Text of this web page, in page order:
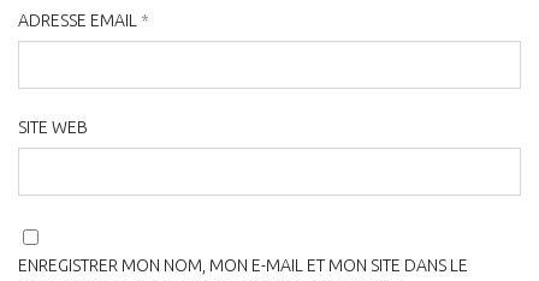
ADRESSE EMAIL *
SITE WEB
ENREGISTRER MON NOM, MON E-MAIL ET MON SITE DANS LE